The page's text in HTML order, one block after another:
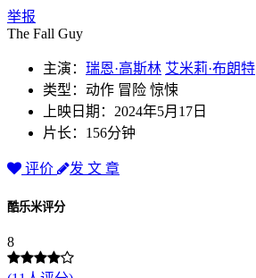
举报
The Fall Guy
主演： 瑞恩·高斯林 艾米莉·布朗特
类型：动作 冒险 惊悚
上映日期：2024年5月17日
片长：156分钟
评价 发 文 章
酷乐米评分
8